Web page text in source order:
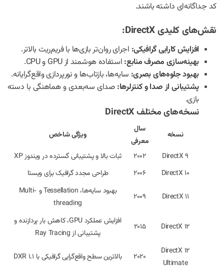
کد جداگانه‌ای داشته باشند.
نقش‌های کلیدی DirectX:
افزایش کارایی گرافیکی: اجرای روان‌تر بازی‌ها با فریم‌ریت بالاتر.
بهینه‌سازی مصرف منابع: استفاده هوشمند از GPU و CPU.
بهبود جلوه‌های بصری: سایه‌ها، بازتاب‌ها و نورپردازی واقع‌گرایانه.
پشتیبانی از صدا و کنترلرها: صدای سه‌بعدی و هماهنگی با دسته
بازی.
نسخه‌های مختلف DirectX
نسخه
سال
معرفی
ویژگی شاخص
DirectX 9
2002
ثبات بالا و پشتیبانی گسترده در ویندوز XP
DirectX 10
2006 طراحی مجدد گرافیک برای ویستا
DirectX 11
2009
بهبود سایه‌ها، Tessellation و Multi-
threading
DirectX 12
2015
افزایش عملکرد GPU، کاهش بار پردازنده و
پشتیبانی از Ray Tracing
DirectX 12
Ultimate
2020 بالاترین سطح واقع‌گرایی گرافیکی با DXR 1.1